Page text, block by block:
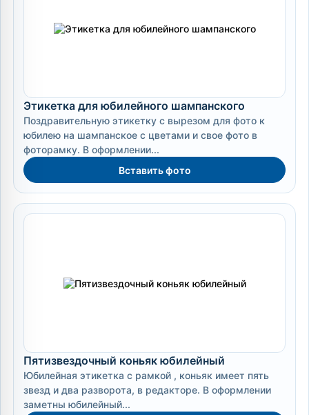
Этикетка для юбилейного шампанского
Поздравительную этикетку с вырезом для фото к
юбилею на шампанское с цветами и свое фото в
фоторамку. В оформлении...
Вставить фото
Пятизвездочный коньяк юбилейный
Юбилейная этикетка с рамкой , коньяк имеет пять
звезд и два разворота, в редакторе. В оформлении
заметны юбилейный...